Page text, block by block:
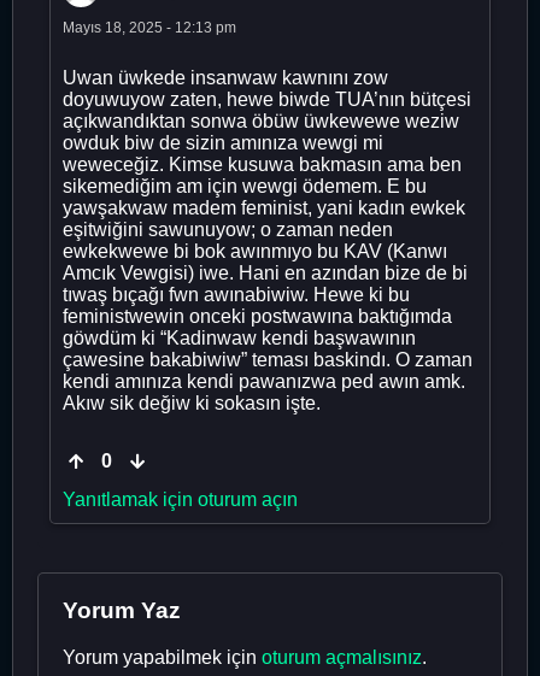
Mayıs 18, 2025 - 12:13 pm
Uwan üwkede insanwaw kawnını zow
doyuwuyow zaten, hewe biwde TUA’nın bütçesi
açıkwandıktan sonwa öbüw üwkewewe weziw
owduk biw de sizin amınıza wewgi mi
weweceğiz. Kimse kusuwa bakmasın ama ben
sikemediğim am için wewgi ödemem. E bu
yawşakwaw madem feminist, yani kadın ewkek
eşitwiğini sawunuyow; o zaman neden
ewkekwewe bi bok awınmıyo bu KAV (Kanwı
Amcık Vewgisi) iwe. Hani en azından bize de bi
tıwaş bıçağı fwn awınabiwiw. Hewe ki bu
feministwewin onceki postwawına baktığımda
göwdüm ki “Kadinwaw kendi başwawının
çawesine bakabiwiw” teması baskindı. O zaman
kendi amınıza kendi pawanızwa ped awın amk.
Akıw sik değiw ki sokasın işte.
0
Yanıtlamak için oturum açın
Yorum Yaz
Yorum yapabilmek için oturum açmalısınız.